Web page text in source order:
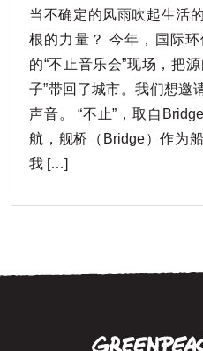
当不确定的风雨吹起生活
根的力量？ 今年，国际
的“不止音乐会”现场，把
子”带回了城市。我们想邀
声音。 “不止”，取自
航，舰桥（Bridge）作为
我 […]